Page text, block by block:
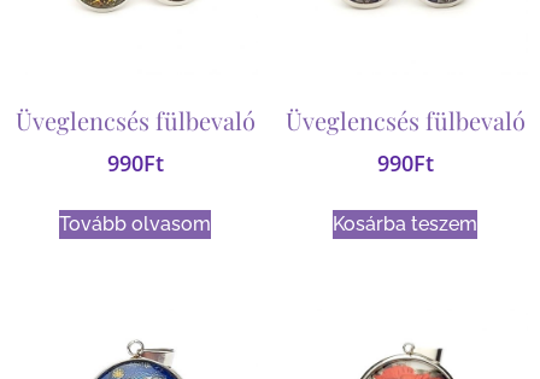
Üveglencsés fülbevaló
990Ft
Tovább olvasom
Üveglencsés fülbevaló
990Ft
Kosárba teszem